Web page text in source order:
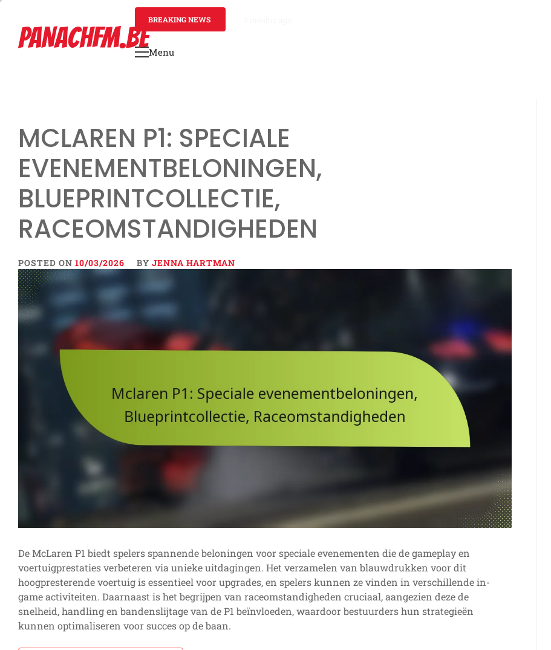
contentPANACHFM.BE
BREAKING NEWS
Primary
Menu
MCLAREN P1: SPECIALE
EVENEMENTBELONINGEN,
BLUEPRINTCOLLECTIE,
RACEOMSTANDIGHEDEN
POSTED ON 10/03/2026 BY JENNA HARTMAN
De McLaren P1 biedt spelers spannende beloningen voor speciale evenementen die de gameplay en
voertuigprestaties verbeteren via unieke uitdagingen. Het verzamelen van blauwdrukken voor dit
hoogpresterende voertuig is essentieel voor upgrades, en spelers kunnen ze vinden in verschillende in-
game activiteiten. Daarnaast is het begrijpen van raceomstandigheden cruciaal, aangezien deze de
snelheid, handling en bandenslijtage van de P1 beïnvloeden, waardoor bestuurders hun strategieën
kunnen optimaliseren voor succes op de baan.